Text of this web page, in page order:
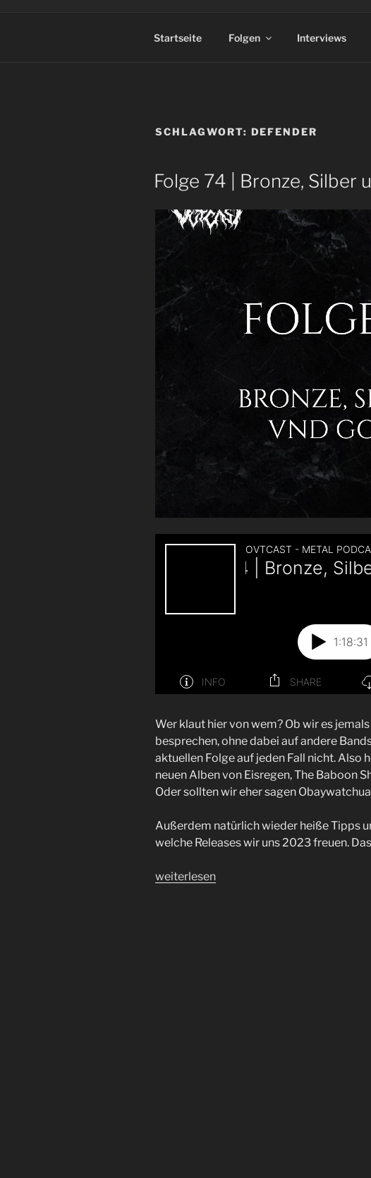
Startseite Folgen Interviews
SCHLAGWORT: DEFENDER
Folge 74 | Bronze, Silber
Wer klaut hier von wem? Ob wir es
besprechen, ohne dabei auf andere
aktuellen Folge auf jeden Fall nicht. Also
neuen Alben von Eisregen, The Baboon
Oder sollten wir eher sagen
Außerdem natürlich wieder heiße Tipps
welche Releases wir uns 2023 freuen.
„Folge
weiterlesen